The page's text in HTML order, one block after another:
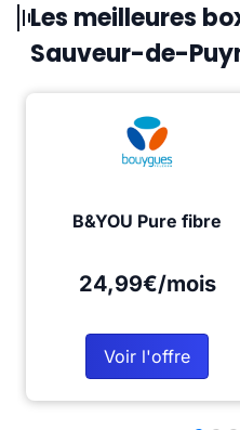
Les meilleures
Sauveur-de-
B&YOU Pure fibre
24,99€/mois
Voir l'offre